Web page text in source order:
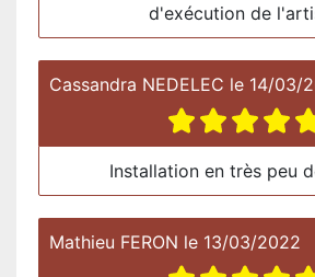
d'exécution de
Cassandra NEDELEC le 14/03/
Installation en très peu
Mathieu FERON le 13/03/2022